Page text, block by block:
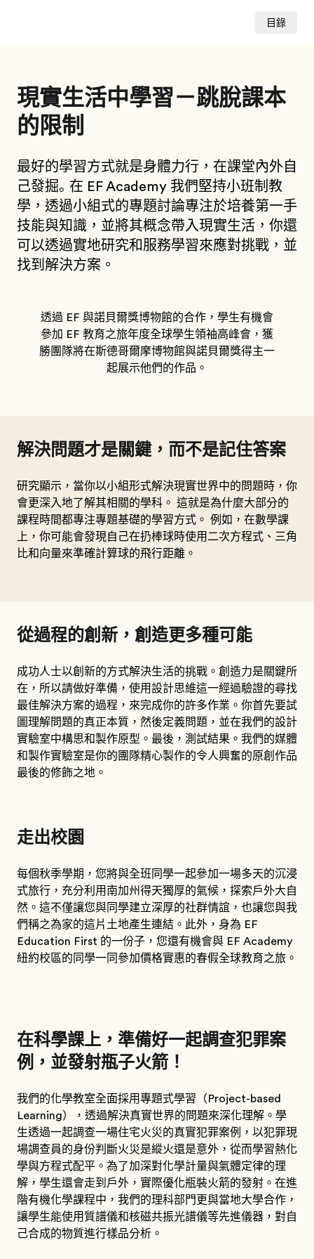
目錄
現實生活中學習－跳脫課本
的限制
最好的學習方式就是身體力行，在課堂內外自
己發掘｡ 在 EF Academy 我們堅持小班制教
學，透過小組式的專題討論專注於培養第一手
技能與知識，並將其概念帶入現實生活，你還
可以透過實地研究和服務學習來應對挑戰，並
找到解決方案。
透過 EF 與諾貝爾獎博物館的合作，學生有機會
參加 EF 教育之旅年度全球學生領袖高峰會，獲
勝團隊將在斯德哥爾摩博物館與諾貝爾獎得主一
起展示他們的作品。
解決問題才是關鍵，而不是記住答案
研究顯示，當你以小組形式解決現實世界中的問題時，你
會更深入地了解其相關的學科。 這就是為什麼大部分的
課程時間都專注專題基礎的學習方式。 例如，在數學課
上，你可能會發現自己在扔棒球時使用二次方程式、三角
比和向量來準確計算球的飛行距離。
從過程的創新，創造更多種可能
成功人士以創新的方式解決生活的挑戰。創造力是關鍵所
在，所以請做好準備，使用設計思維這一經過驗證的尋找
最佳解決方案的過程，來完成你的許多作業。你首先要試
圖理解問題的真正本質，然後定義問題，並在我們的設計
實驗室中構思和製作原型。最後，測試結果。我們的媒體
和製作實驗室是你的團隊精心製作的令人興奮的原創作品
最後的修飾之地。
走出校園
每個秋季學期，您將與全班同學一起參加一場多天的沉浸
式旅行，充分利用南加州得天獨厚的氣候，探索戶外大自
然。這不僅讓您與同學建立深厚的社群情誼，也讓您與我
們稱之為家的這片土地產生連結。此外，身為 EF
Education First 的一份子，您還有機會與 EF Academy
紐約校區的同學一同參加價格實惠的春假全球教育之旅。
在科學課上，準備好一起調查犯罪案
例，並發射瓶子火箭！
我們的化學教室全面採用專題式學習（Project-based
Learning），透過解決真實世界的問題來深化理解。學
生透過一起調查一場住宅火災的真實犯罪案例，以犯罪現
場調查員的身份判斷火災是縱火還是意外，從而學習熱化
學與方程式配平。為了加深對化學計量與氣體定律的理
解，學生還會走到戶外，實際優化瓶裝火箭的發射。在進
階有機化學課程中，我們的理科部門更與當地大學合作，
讓學生能使用質譜儀和核磁共振光譜儀等先進儀器，對自
己合成的物質進行樣品分析。